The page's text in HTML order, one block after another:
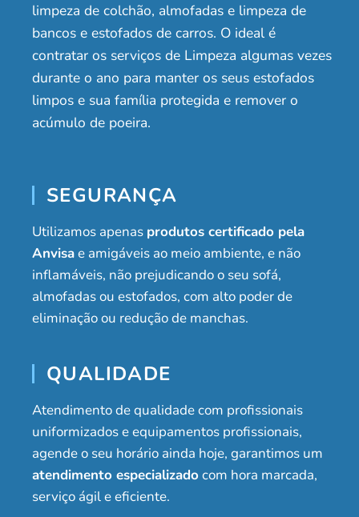
limpeza de colchão, almofadas e limpeza de
bancos e estofados de carros. O ideal é
contratar os serviços de Limpeza algumas vezes
durante o ano para manter os seus estofados
limpos e sua família protegida e remover o
acúmulo de poeira.
SEGURANÇA
Utilizamos apenas produtos certificado pela
Anvisae amigáveis ao meio ambiente, e não
inflamáveis, não prejudicando o seu sofá,
almofadas ou estofados, com alto poder de
eliminação ou redução de manchas.
QUALIDADE
Atendimento de qualidade com profissionais
uniformizados e equipamentos profissionais,
agende o seu horário ainda hoje, garantimos um
atendimento especializado com hora marcada,
serviço ágil e eficiente.